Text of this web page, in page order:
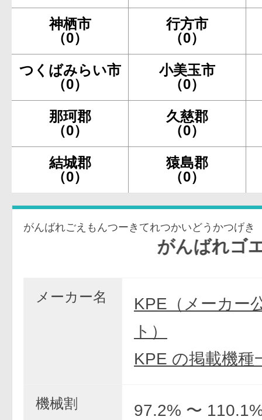
神栖市
（0）
行方市
（0）
つくばみらい市
（0）
小美玉市
（0）
那珂郡
（0）
久慈郡
（0）
結城郡
（0）
猿島郡
（0）
がんばれごえもんつーきてれつかいどうかつげき
がんばれゴエモン
メーカー名
KPE（メーカー
ト）
KPE の掲載機種
機械割 97.2% 〜